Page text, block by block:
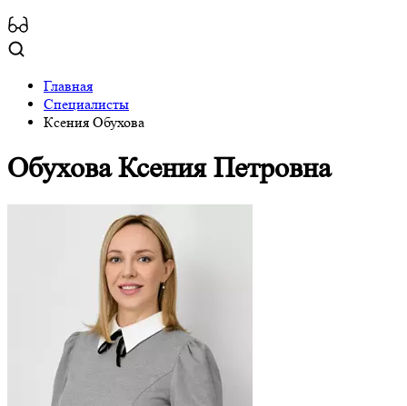
Главная
Специалисты
Ксения Обухова
Обухова Ксения Петровна